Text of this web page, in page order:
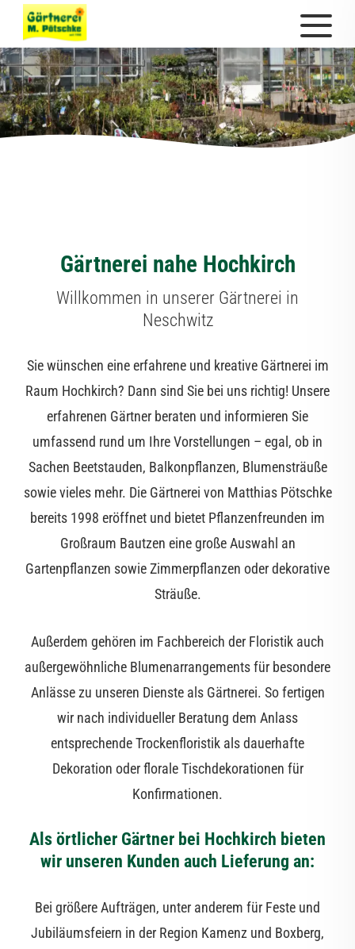
Gärtnerei nahe Hochkirch
Willkommen in unserer Gärtnerei in
Neschwitz
Sie wünschen eine erfahrene und kreative Gärtnerei im
Raum Hochkirch? Dann sind Sie bei uns richtig! Unsere
erfahrenen Gärtner beraten und informieren Sie
umfassend rund um Ihre Vorstellungen – egal, ob in
Sachen Beetstauden, Balkonpflanzen, Blumensträuße
sowie vieles mehr. Die Gärtnerei von Matthias Pötschke
bereits 1998 eröffnet und bietet Pflanzenfreunden im
Großraum Bautzen eine große Auswahl an
Gartenpflanzen sowie Zimmerpflanzen oder dekorative
Sträuße.
Außerdem gehören im Fachbereich der Floristik auch
außergewöhnliche Blumenarrangements für besondere
Anlässe zu unseren Dienste als Gärtnerei. So fertigen
wir nach individueller Beratung dem Anlass
entsprechende Trockenfloristik als dauerhafte
Dekoration oder florale Tischdekorationen für
Konfirmationen.
Als örtlicher Gärtner bei Hochkirch bieten
wir unseren Kunden auch Lieferung an:
Bei größere Aufträgen, unter anderem für Feste und
Jubiläumsfeiern in der Region Kamenz und Boxberg,